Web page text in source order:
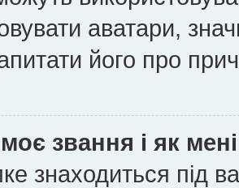
аватари,
його про
звання і як
знаходиться під